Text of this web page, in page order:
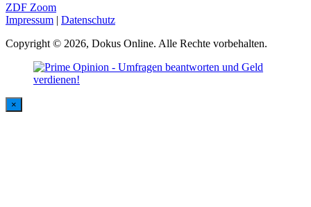
ZDF Zoom
Impressum | Datenschutz
Copyright © 2026, Dokus Online. Alle Rechte vorbehalten.
×